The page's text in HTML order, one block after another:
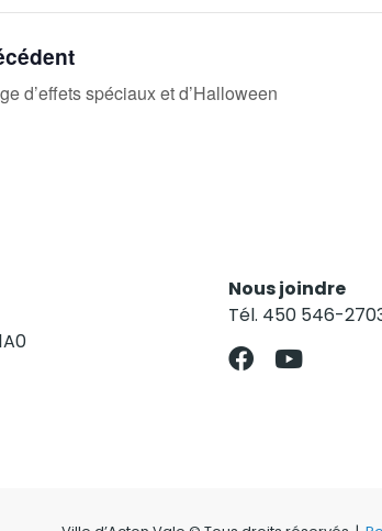
d’effets spéciaux et d’Halloween
Nous joindre
Tél. 450 546-